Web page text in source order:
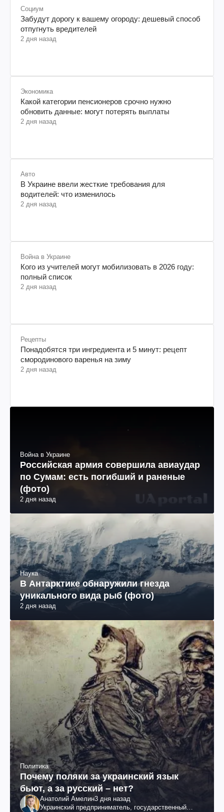
Социум
Забудут дорогу к вашему огороду: дешевый способ
отпугнуть вредителей
2 дня назад
Экономика
Какой категории пенсионеров срочно нужно
обновить данные: могут потерять выплаты
2 дня назад
Авто
В Украине ввели жесткие требования для
водителей: что изменилось
2 дня назад
Война в Украине
Кого из учителей могут мобилизовать в 2026 году:
полный список
2 дня назад
Рецепты
Понадобятся три ингредиента и 5 минут: рецепт
смородинового варенья на зиму
2 дня назад
Война в Украине
Российская армия совершила авиаудар
по Сумам: есть погибший и раненые
(фото)
2 дня назад
Наука
В Антарктике обнаружили гнезда
уникального вида рыб (фото)
2 дня назад
Политика
Почему поляки за украинский язык
бьют, а за русский – нет?
Анатолий Амелин3 дня назад
Украинский предприниматель, государственный